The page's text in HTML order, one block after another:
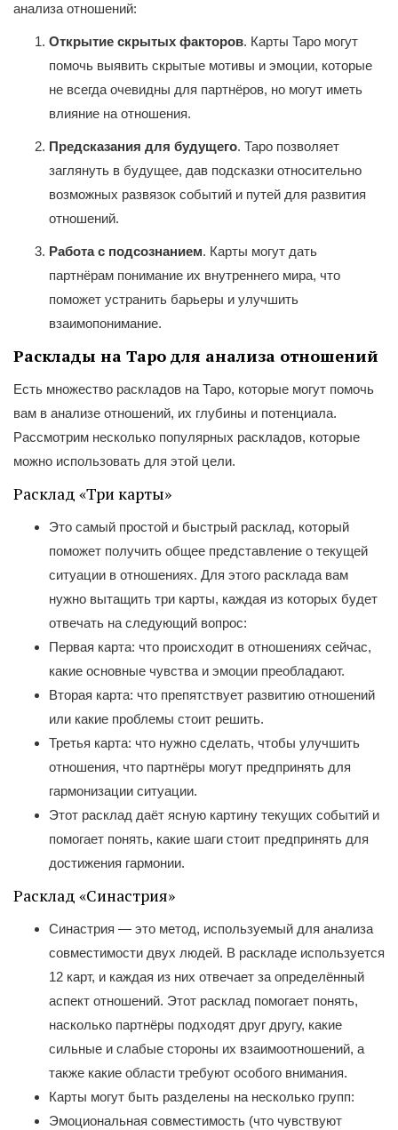
анализа отношений:
Открытие скрытых факторов. Карты Таро могут
помочь выявить скрытые мотивы и эмоции, которые
не всегда очевидны для партнёров, но могут иметь
влияние на отношения.
Предсказания для будущего. Таро позволяет
заглянуть в будущее, дав подсказки относительно
возможных развязок событий и путей для развития
отношений.
Работа с подсознанием. Карты могут дать
партнёрам понимание их внутреннего мира, что
поможет устранить барьеры и улучшить
взаимопонимание.
Расклады на Таро для анализа отношений
Есть множество раскладов на Таро, которые могут помочь
вам в анализе отношений, их глубины и потенциала.
Рассмотрим несколько популярных раскладов, которые
можно использовать для этой цели.
Расклад «Три карты»
Это самый простой и быстрый расклад, который
поможет получить общее представление о текущей
ситуации в отношениях. Для этого расклада вам
нужно вытащить три карты, каждая из которых будет
отвечать на следующий вопрос:
Первая карта: что происходит в отношениях сейчас,
какие основные чувства и эмоции преобладают.
Вторая карта: что препятствует развитию отношений
или какие проблемы стоит решить.
Третья карта: что нужно сделать, чтобы улучшить
отношения, что партнёры могут предпринять для
гармонизации ситуации.
Этот расклад даёт ясную картину текущих событий и
помогает понять, какие шаги стоит предпринять для
достижения гармонии.
Расклад «Синастрия»
Синастрия — это метод, используемый для анализа
совместимости двух людей. В раскладе используется
12 карт, и каждая из них отвечает за определённый
аспект отношений. Этот расклад помогает понять,
насколько партнёры подходят друг другу, какие
сильные и слабые стороны их взаимоотношений, а
также какие области требуют особого внимания.
Карты могут быть разделены на несколько групп:
Эмоциональная совместимость (что чувствуют